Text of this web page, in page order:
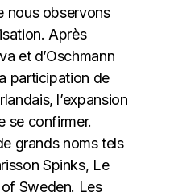
nous observons
Après
et d’Oschmann
participation de
l’expansion
se confirmer.
grands noms tels
Spinks, Le
Sweden. Les